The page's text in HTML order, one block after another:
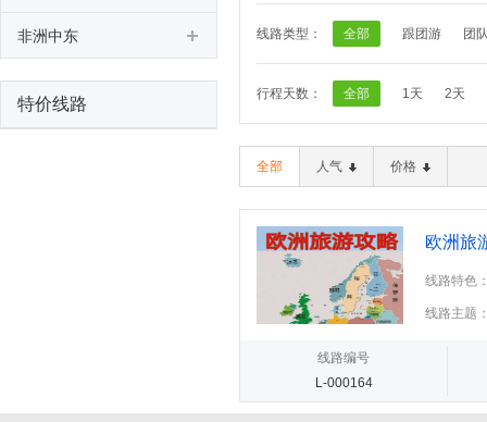
线路类型： 全部 跟团游 团
行程天数： 全部 1天 2天
全部 人气 价格
欧洲旅
线路特色
线路主题
线路编号
L-000164
非洲中东
特价线路